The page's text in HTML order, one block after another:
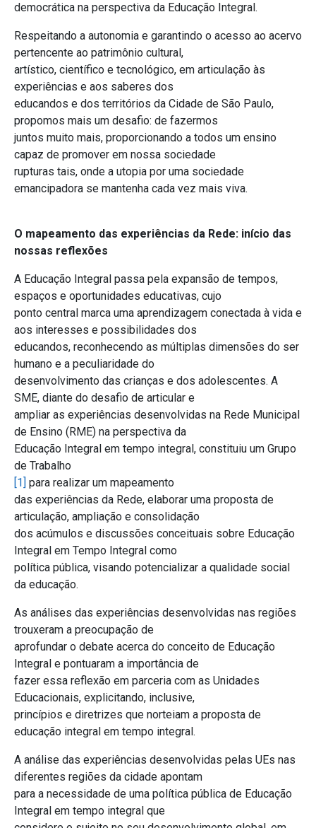
democrática na perspectiva da Educação Integral.
Respeitando a autonomia e garantindo o acesso ao acervo
pertencente ao patrimônio cultural,
artístico, científico e tecnológico, em articulação às
experiências e aos saberes dos
educandos e dos territórios da Cidade de São Paulo,
propomos mais um desafio: de fazermos
juntos muito mais, proporcionando a todos um ensino
capaz de promover em nossa sociedade
rupturas tais, onde a utopia por uma sociedade
emancipadora se mantenha cada vez mais viva.
O mapeamento das experiências da Rede: início das
nossas reflexões
A Educação Integral passa pela expansão de tempos,
espaços e oportunidades educativas, cujo
ponto central marca uma aprendizagem conectada à vida e
aos interesses e possibilidades dos
educandos, reconhecendo as múltiplas dimensões do ser
humano e a peculiaridade do
desenvolvimento das crianças e dos adolescentes. A
SME, diante do desafio de articular e
ampliar as experiências desenvolvidas na Rede Municipal
de Ensino (RME) na perspectiva da
Educação Integral em tempo integral, constituiu um Grupo
de Trabalho
[1] para realizar um mapeamento
das experiências da Rede, elaborar uma proposta de
articulação, ampliação e consolidação
dos acúmulos e discussões conceituais sobre Educação
Integral em Tempo Integral como
política pública, visando potencializar a qualidade social
da educação.
As análises das experiências desenvolvidas nas regiões
trouxeram a preocupação de
aprofundar o debate acerca do conceito de Educação
Integral e pontuaram a importância de
fazer essa reflexão em parceria com as Unidades
Educacionais, explicitando, inclusive,
princípios e diretrizes que norteiam a proposta de
educação integral em tempo integral.
A análise das experiências desenvolvidas pelas UEs nas
diferentes regiões da cidade apontam
para a necessidade de uma política pública de Educação
Integral em tempo integral que